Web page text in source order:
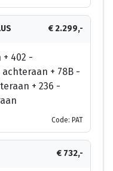
€ 2.299,-
402 -
+ 78B -
+ 236 -
Code: PAT
€ 732,-